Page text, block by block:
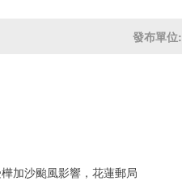
發布單位:
加沙颱風影響，花蓮郵局